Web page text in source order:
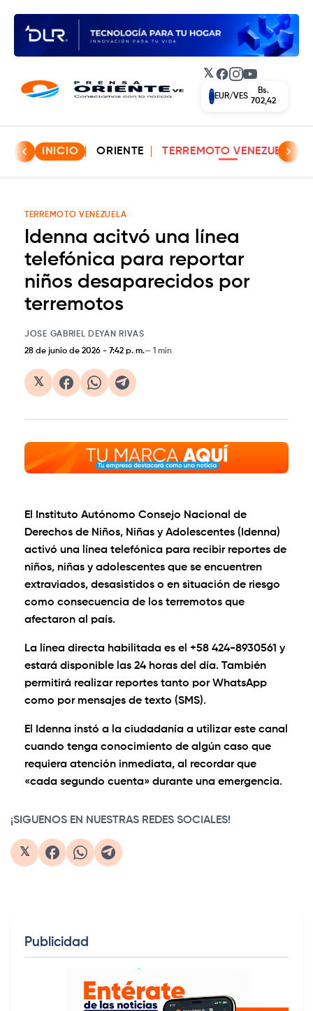
𝕏 Facebook
Instagram
YouTube
EUR/VES
Bs.
702,42
INICIO ORIENTE TERREMOTO VENEZUELA
TERREMOTO VENEZUELA
Idenna acitvó una línea
telefónica para reportar
niños desaparecidos por
terremotos
JOSE GABRIEL DEYAN RIVAS
28 de junio de 2026 - 7:42 p. m. 1 min
𝕏
El Instituto Autónomo Consejo Nacional de
Derechos de Niños, Niñas y Adolescentes (Idenna)
activó una línea telefónica para recibir reportes de
niños, niñas y adolescentes que se encuentren
extraviados, desasistidos o en situación de riesgo
como consecuencia de los terremotos que
afectaron al país.
La línea directa habilitada es el +58 424-8930561 y
estará disponible las 24 horas del día. También
permitirá realizar reportes tanto por WhatsApp
como por mensajes de texto (SMS).
El Idenna instó a la ciudadanía a utilizar este canal
cuando tenga conocimiento de algún caso que
requiera atención inmediata, al recordar que
«cada segundo cuenta» durante una emergencia.
¡SIGUENOS EN NUESTRAS REDES SOCIALES!
𝕏
Publicidad